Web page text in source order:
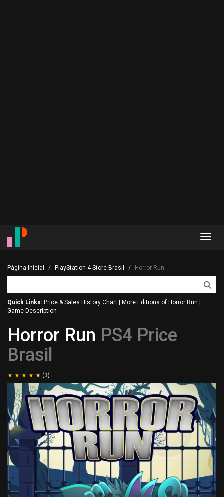
Página Inicial PlayStation 4 Store Brasil Horror Run
Quick Links: Price & Sales History Chart More Editions of Horror Run
Game Description
Horror Run PS4 Price
Brasil
(3)